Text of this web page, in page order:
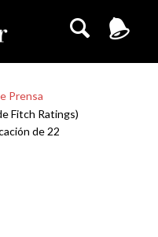
Prensa
Fitch Ratings)
de 22